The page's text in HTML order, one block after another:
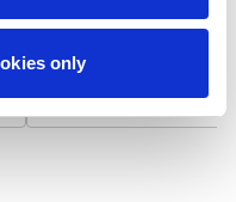
only
bardziej odporna na
zabrudzenia i
żywotność.